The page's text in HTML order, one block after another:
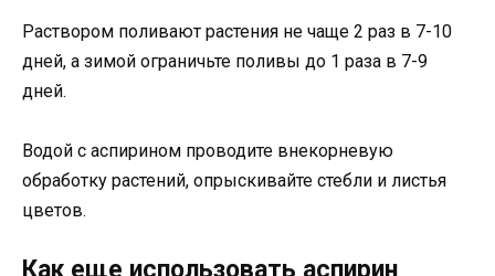
Раствором поливают растения не чаще 2 раз в 7-10
дней, а зимой ограничьте поливы до 1 раза в 7-9
дней.
Водой с аспирином проводите внекорневую
обработку растений, опрыскивайте стебли и листья
цветов.